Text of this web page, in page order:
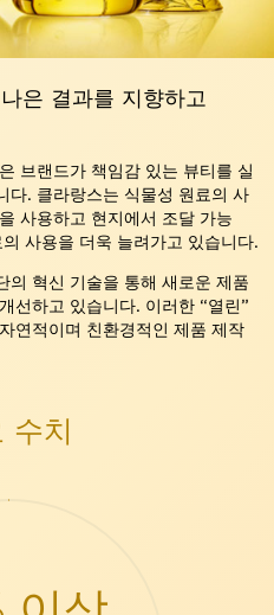
은 결과를 지향하고
브랜드가 책임감 있는 뷰티를 실
다. 클라랑스는 식물성 원료의 사
사용하고 현지에서 조달 가능
사용을 더욱 늘려가고 있습니다.
의 혁신 기술을 통해 새로운 제품
선하고 있습니다. 이러한 “열린”
연적이며 친환경적인 제품 제작
수치